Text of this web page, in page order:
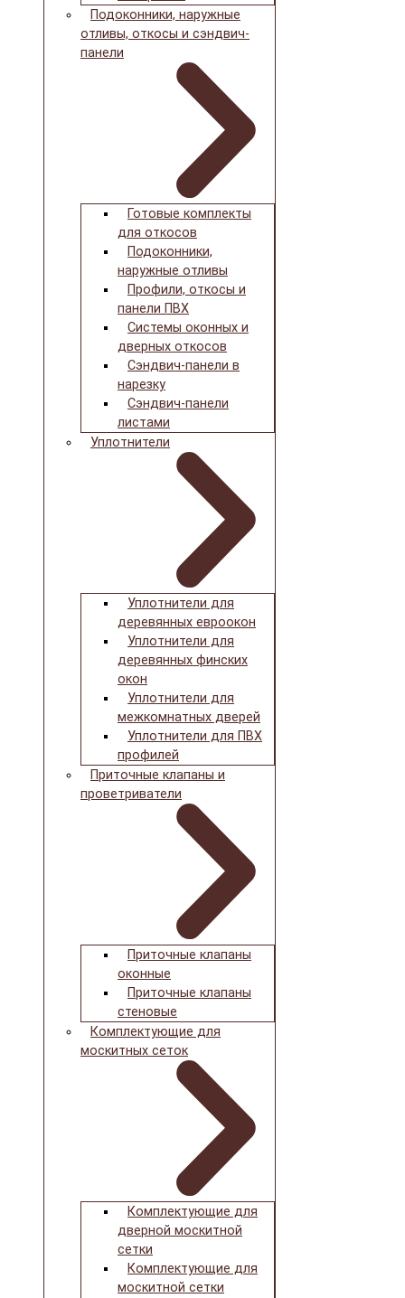
Подоконники, наружные
отливы, откосы и сэндвич-
панели
Готовые комплекты
для откосов
Подоконники,
наружные отливы
Профили, откосы и
панели ПВХ
Системы оконных и
дверных откосов
Сэндвич-панели в
нарезку
Сэндвич-панели
листами
Уплотнители
Уплотнители для
деревянных евроокон
Уплотнители для
деревянных финских
окон
Уплотнители для
межкомнатных дверей
Уплотнители для ПВХ
профилей
Приточные клапаны и
проветриватели
Приточные клапаны
оконные
Приточные клапаны
стеновые
Комплектующие для
москитных сеток
Комплектующие для
дверной москитной
сетки
Комплектующие для
москитной сетки